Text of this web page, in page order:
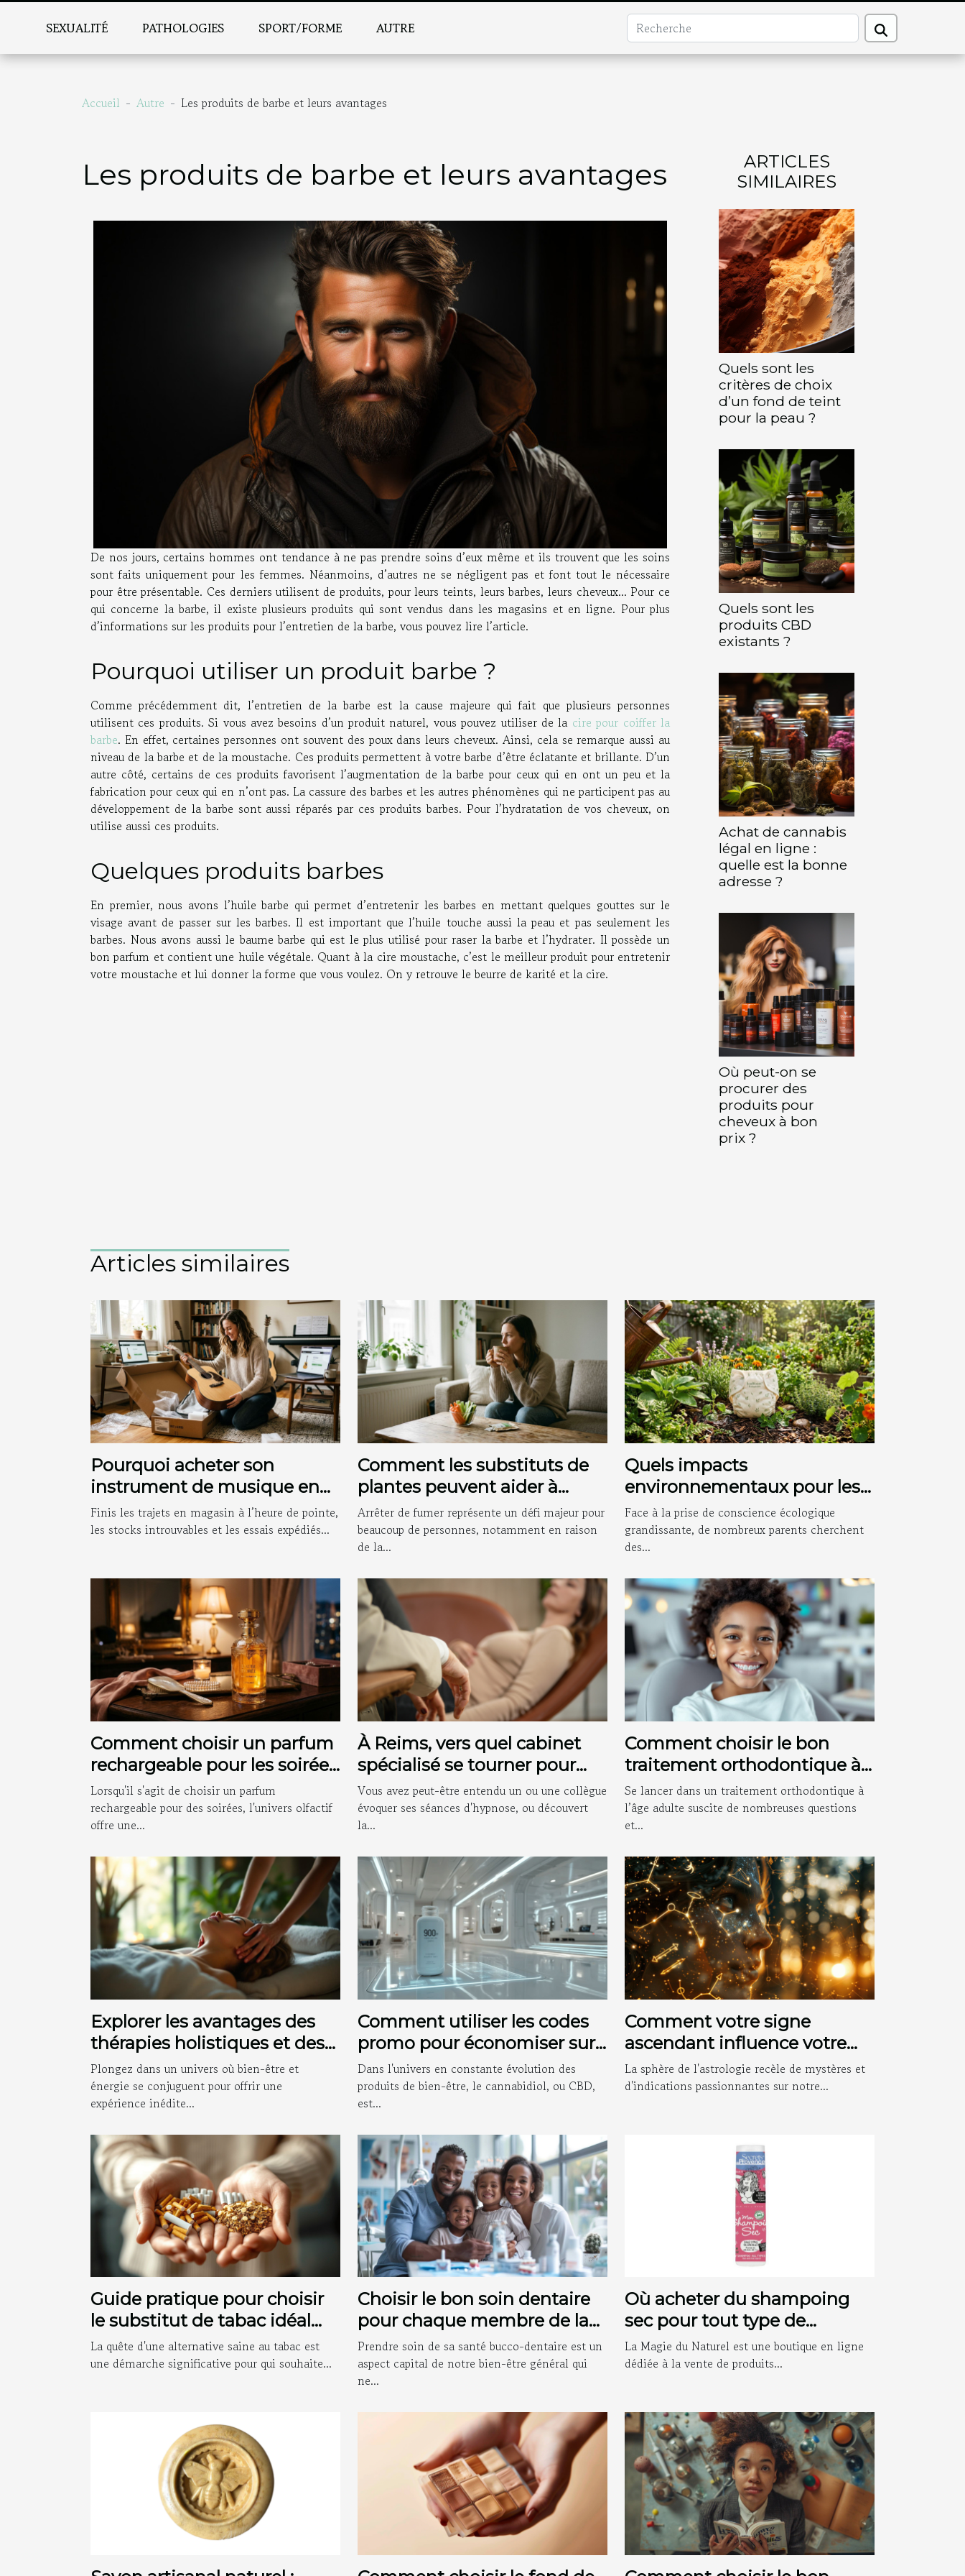
SEXUALITÉ PATHOLOGIES SPORT/FORME AUTRE
Accueil Autre Les produits de barbe et leurs avantages
Les produits de barbe et leurs avantages
De nos jours, certains hommes ont tendance à ne pas prendre soins d’eux même et ils trouvent que les soins
sont faits uniquement pour les femmes. Néanmoins, d’autres ne se négligent pas et font tout le nécessaire
pour être présentable. Ces derniers utilisent de produits, pour leurs teints, leurs barbes, leurs cheveux... Pour ce
qui concerne la barbe, il existe plusieurs produits qui sont vendus dans les magasins et en ligne. Pour plus
d’informations sur les produits pour l’entretien de la barbe, vous pouvez lire l’article.
Pourquoi utiliser un produit barbe ?
Comme précédemment dit, l’entretien de la barbe est la cause majeure qui fait que plusieurs personnes
utilisent ces produits. Si vous avez besoins d’un produit naturel, vous pouvez utiliser de la cire pour coiffer la
barbe. En effet, certaines personnes ont souvent des poux dans leurs cheveux. Ainsi, cela se remarque aussi au
niveau de la barbe et de la moustache. Ces produits permettent à votre barbe d’être éclatante et brillante. D’un
autre côté, certains de ces produits favorisent l’augmentation de la barbe pour ceux qui en ont un peu et la
fabrication pour ceux qui en n’ont pas. La cassure des barbes et les autres phénomènes qui ne participent pas au
développement de la barbe sont aussi réparés par ces produits barbes. Pour l’hydratation de vos cheveux, on
utilise aussi ces produits.
Quelques produits barbes
En premier, nous avons l’huile barbe qui permet d’entretenir les barbes en mettant quelques gouttes sur le
visage avant de passer sur les barbes. Il est important que l’huile touche aussi la peau et pas seulement les
barbes. Nous avons aussi le baume barbe qui est le plus utilisé pour raser la barbe et l’hydrater. Il possède un
bon parfum et contient une huile végétale. Quant à la cire moustache, c’est le meilleur produit pour entretenir
votre moustache et lui donner la forme que vous voulez. On y retrouve le beurre de karité et la cire.
ARTICLES
SIMILAIRES
Quels sont les
critères de choix
d’un fond de teint
pour la peau ?
Quels sont les
produits CBD
existants ?
Achat de cannabis
légal en ligne :
quelle est la bonne
adresse ?
Où peut-on se
procurer des
produits pour
cheveux à bon
prix ?
Articles similaires
Pourquoi acheter son
instrument de musique en
ligne change vraiment la
donne
Finis les trajets en magasin à l’heure de pointe,
les stocks introuvables et les essais expédiés...
Comment les substituts de
plantes peuvent aider à
arrêter de fumer ?
Arrêter de fumer représente un défi majeur pour
beaucoup de personnes, notamment en raison
de la...
Quels impacts
environnementaux pour les
couches bio abonnées ?
Face à la prise de conscience écologique
grandissante, de nombreux parents cherchent
des...
Comment choisir un parfum
rechargeable pour les soirées
?
Lorsqu'il s'agit de choisir un parfum
rechargeable pour des soirées, l'univers olfactif
offre une...
À Reims, vers quel cabinet
spécialisé se tourner pour
des séances d'hypnose ?
Vous avez peut-être entendu un ou une collègue
évoquer ses séances d'hypnose, ou découvert
la...
Comment choisir le bon
traitement orthodontique à
l'âge adulte ?
Se lancer dans un traitement orthodontique à
l’âge adulte suscite de nombreuses questions
et...
Explorer les avantages des
thérapies holistiques et des
massages énergétiques
Plongez dans un univers où bien-être et
énergie se conjuguent pour offrir une
expérience inédite...
Comment utiliser les codes
promo pour économiser sur
les produits CBD en 2025
Dans l'univers en constante évolution des
produits de bien-être, le cannabidiol, ou CBD,
est...
Comment votre signe
ascendant influence votre
personnalité et apparition
sociale
La sphère de l'astrologie recèle de mystères et
d'indications passionnantes sur notre...
Guide pratique pour choisir
le substitut de tabac idéal
selon vos besoins
La quête d'une alternative saine au tabac est
une démarche significative pour qui souhaite...
Choisir le bon soin dentaire
pour chaque membre de la
famille
Prendre soin de sa santé bucco-dentaire est un
aspect capital de notre bien-être général qui
ne...
Où acheter du shampoing
sec pour tout type de
cheveux ?
La Magie du Naturel est une boutique en ligne
dédiée à la vente de produits...